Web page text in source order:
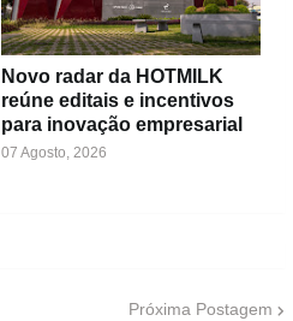
Novo radar da HOTMILK
reúne editais e incentivos
para inovação empresarial
07 Agosto, 2026
Próxima Postagem